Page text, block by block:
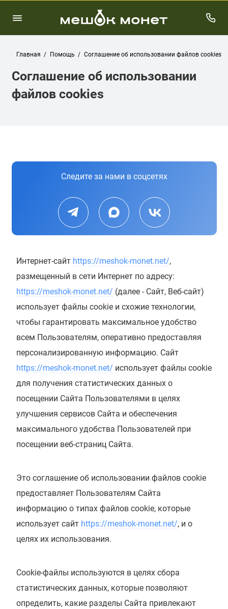
Главная Помощь Соглашение об использовании файлов cookies
Соглашение об использовании
файлов cookies
Следите за нами в соцсетях
Интернет-сайт https://meshok-monet.net/,
размещенный в сети Интернет по адресу:
https://meshok-monet.net/ (далее - Сайт, Веб-сайт)
использует файлы cookie и схожие технологии,
чтобы гарантировать максимальное удобство
всем Пользователям, оперативно предоставляя
персонализированную информацию. Сайт
https://meshok-monet.net/ использует файлы cookie
для получения статистических данных о
посещении Сайта Пользователями в целях
улучшения сервисов Сайта и обеспечения
максимального удобства Пользователей при
посещении веб-страниц Сайта.
Это соглашение об использовании файлов cookie
предоставляет Пользователям Сайта
информацию о типах файлов cookie, которые
использует сайт https://meshok-monet.net/, и о
целях их использования.
Cookie-файлы используются в целях сбора
статистических данных, которые позволяют
определить, какие разделы Сайта привлекают